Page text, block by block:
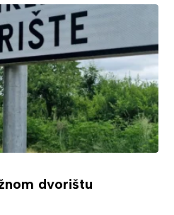
dvorištu